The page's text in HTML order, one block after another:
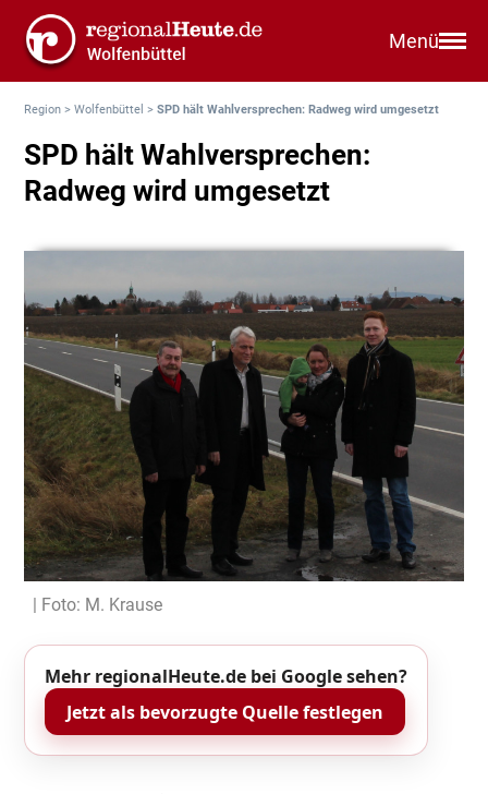
Menü
Region >Wolfenbüttel >SPD hält Wahlversprechen: Radweg wird umgesetzt
SPD hält Wahlversprechen:
Radweg wird umgesetzt
| Foto: M. Krause
Mehr regionalHeute.de bei Google sehen?
Jetzt als bevorzugte Quelle festlegen